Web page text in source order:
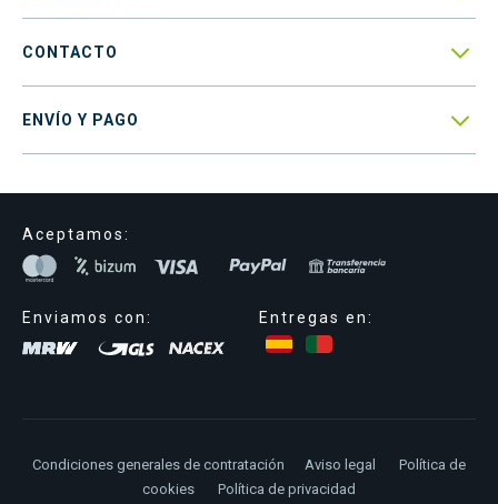
CONTACTO 
ENVÍO Y PAGO 
Aceptamos:
Enviamos con: Entregas en:
Condiciones generales de contratación Aviso legal
Política de
cookies
Política de privacidad